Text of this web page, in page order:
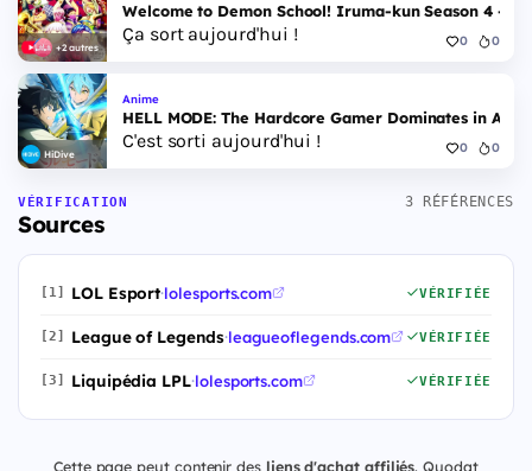
+2 autres
Welcome to Demon School! Iruma-kun Season 4 -
Ça sort aujourd'hui ! 0 0
HiDive
Anime
HELL MODE: The Hardcore Gamer Dominates in
C'est sorti aujourd'hui ! 0 0
VÉRIFICATION
Sources
3 RÉFÉRENCES
[1] LOL Esport·lolesports.com VÉRIFIÉE
[2] League of Legends·leagueoflegends.com VÉRIFIÉE
[3] Liquipédia LPL·lolesports.com VÉRIFIÉE
Cette page peut contenir des liens d'achat affiliés. Quodat